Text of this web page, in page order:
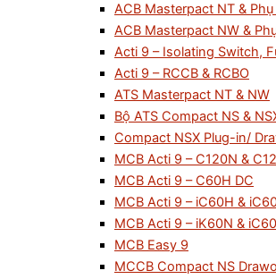
ACB Masterpact NT & Phụ
ACB Masterpact NW &
Acti 9 – Isolating Switch,
Acti 9 – RCCB & RCBO
ATS Masterpact NT & NW
Bộ ATS Compact NS &
Compact NSX Plug-in/
MCB Acti 9 – C120N &
MCB Acti 9 – C60H DC
MCB Acti 9 – iC60H &
MCB Acti 9 – iK60N &
MCB Easy 9
MCCB Compact NS